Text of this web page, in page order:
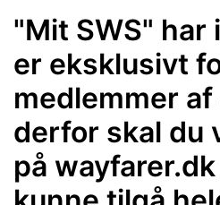
"Mit SWS" har
er eksklusivt
medlemmer af
derfor skal du
på